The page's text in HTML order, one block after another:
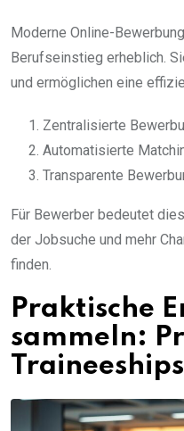
Moderne Online-
Berufseinstieg erheblich.
und ermöglichen eine
Zentralisierte
Automatisierte
Transparente
Für Bewerber bedeutet
der Jobsuche und mehr
finden.
Praktische
sammeln:
Traineeships